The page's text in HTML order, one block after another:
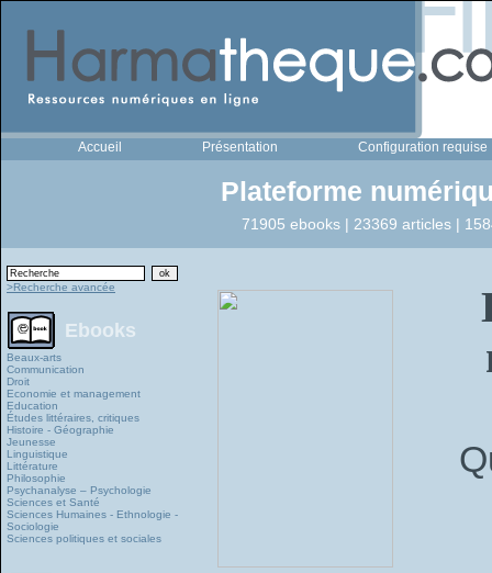
Accueil Présentation Configuration requise
Plateforme
71905 ebooks | 23369 articles |
>Recherche avancée
Ebooks
Beaux-arts
Communication
Droit
Economie et management
Education
Études littéraires, critiques
Histoire - Géographie
Jeunesse
Linguistique
Littérature
Philosophie
Psychanalyse – Psychologie
Sciences et Santé
Sciences Humaines - Ethnologie -
Sociologie
Sciences politiques et sociales